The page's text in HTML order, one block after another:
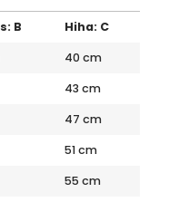
B
Hiha: C
40 cm
43 cm
47 cm
51 cm
55 cm